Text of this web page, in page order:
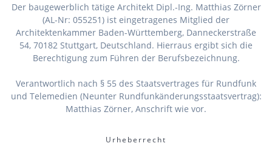
Der baugewerblich tätige Architekt Dipl.-Ing. Matthias Zörner
(AL-Nr: 055251) ist eingetragenes Mitglied der
Architektenkammer Baden-Württemberg, Danneckerstraße
54, 70182 Stuttgart, Deutschland. Hierraus ergibt sich die
Berechtigung zum Führen der Berufsbezeichnung.
Verantwortlich nach § 55 des Staatsvertrages für Rundfunk
und Telemedien (Neunter Rundfunkänderungsstaatsvertrag):
Matthias Zörner, Anschrift wie vor.
Urheberrecht